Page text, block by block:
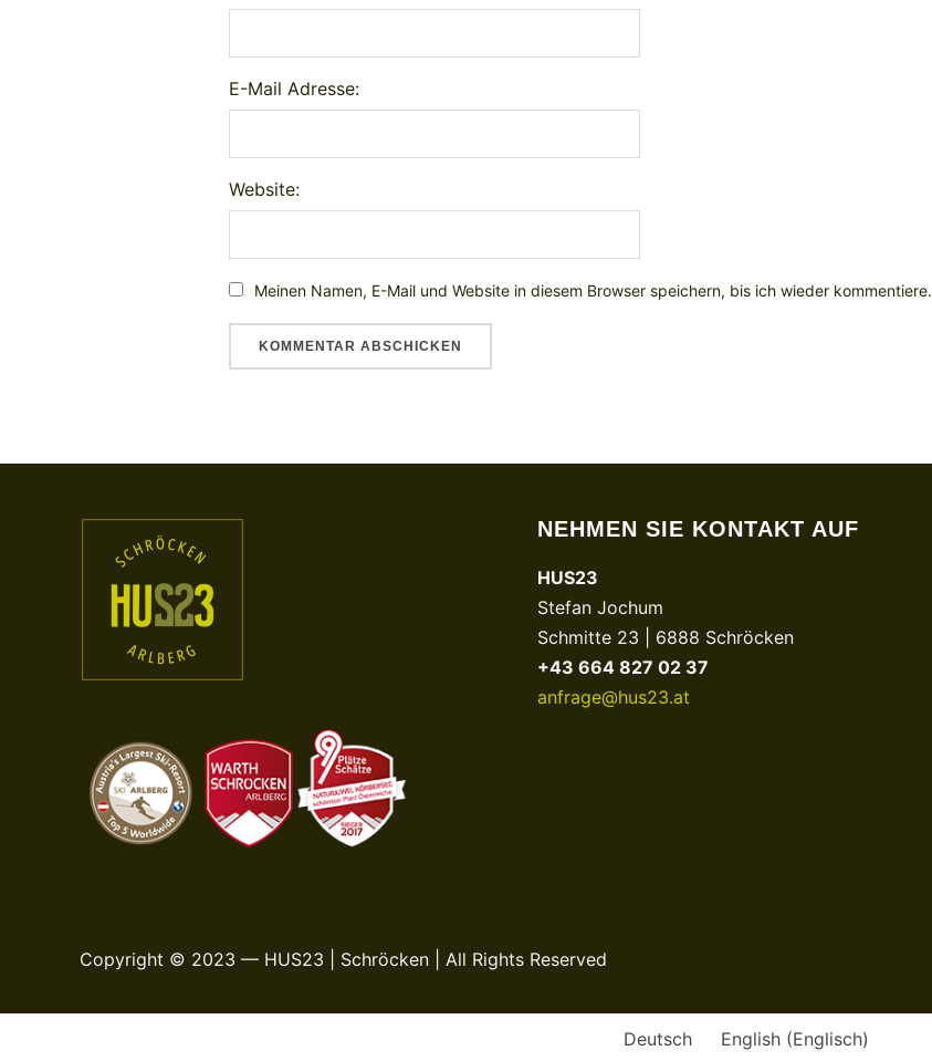
E-Mail Adresse:
Website:
Meinen Namen, E-Mail und Website in diesem Browser speichern, bis ich wieder kommentiere.
NEHMEN SIE KONTAKT AUF
HUS23
Stefan Jochum
Schmitte 23 | 6888 Schröcken
+43 664 827 02 37
anfrage@hus23.at
Copyright © 2023 — HUS23 | Schröcken | All Rights Reserved
Deutsch English (Englisch)